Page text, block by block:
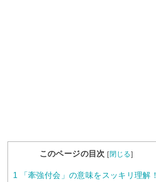
このページの目次 [閉じる]
1 「牽強付会」の意味をスッキリ理解！